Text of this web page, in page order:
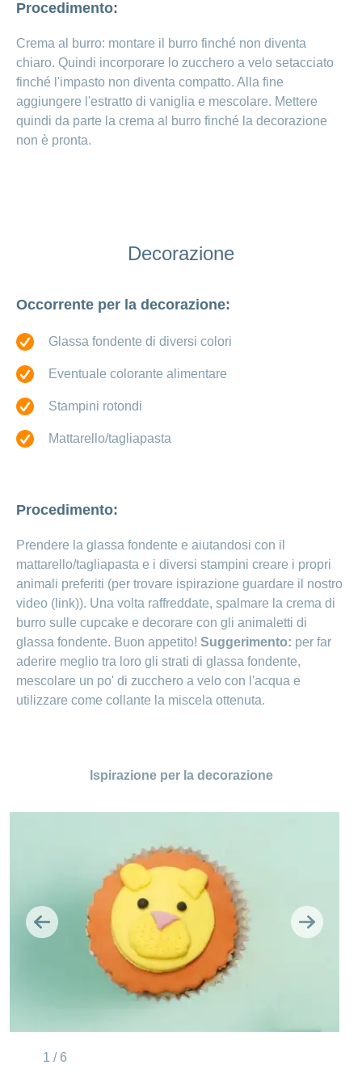
Procedimento:
Crema al burro: montare il burro finché non diventa
chiaro. Quindi incorporare lo zucchero a velo setacciato
finché l'impasto non diventa compatto. Alla fine
aggiungere l'estratto di vaniglia e mescolare. Mettere
quindi da parte la crema al burro finché la decorazione
non è pronta.
Decorazione
Occorrente per la decorazione:
Glassa fondente di diversi colori
Eventuale colorante alimentare
Stampini rotondi
Mattarello/tagliapasta
Procedimento:
Prendere la glassa fondente e aiutandosi con il
mattarello/tagliapasta e i diversi stampini creare i propri
animali preferiti (per trovare ispirazione guardare il nostro
video (link)). Una volta raffreddate, spalmare la crema di
burro sulle cupcake e decorare con gli animaletti di
glassa fondente. Buon appetito! Suggerimento: per far
aderire meglio tra loro gli strati di glassa fondente,
mescolare un po' di zucchero a velo con l'acqua e
utilizzare come collante la miscela ottenuta.
Ispirazione per la decorazione
1 / 6
Avanti
Indietro